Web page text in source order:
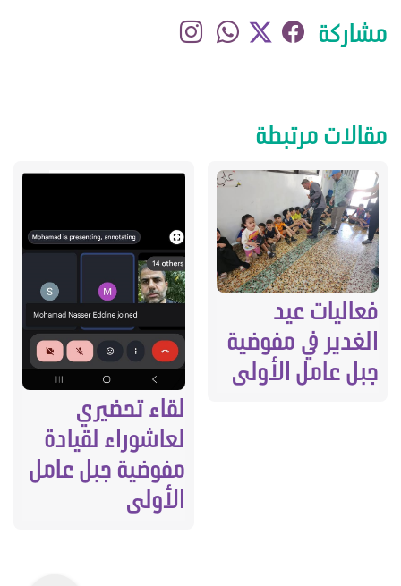
مشاركة
مقالات مرتبطة
لقاء تحضيري
لعاشوراء لقيادة
مفوضية جبل عامل
الأولى
فعاليات عيد
الغدير في مفوضية
جبل عامل الأولى